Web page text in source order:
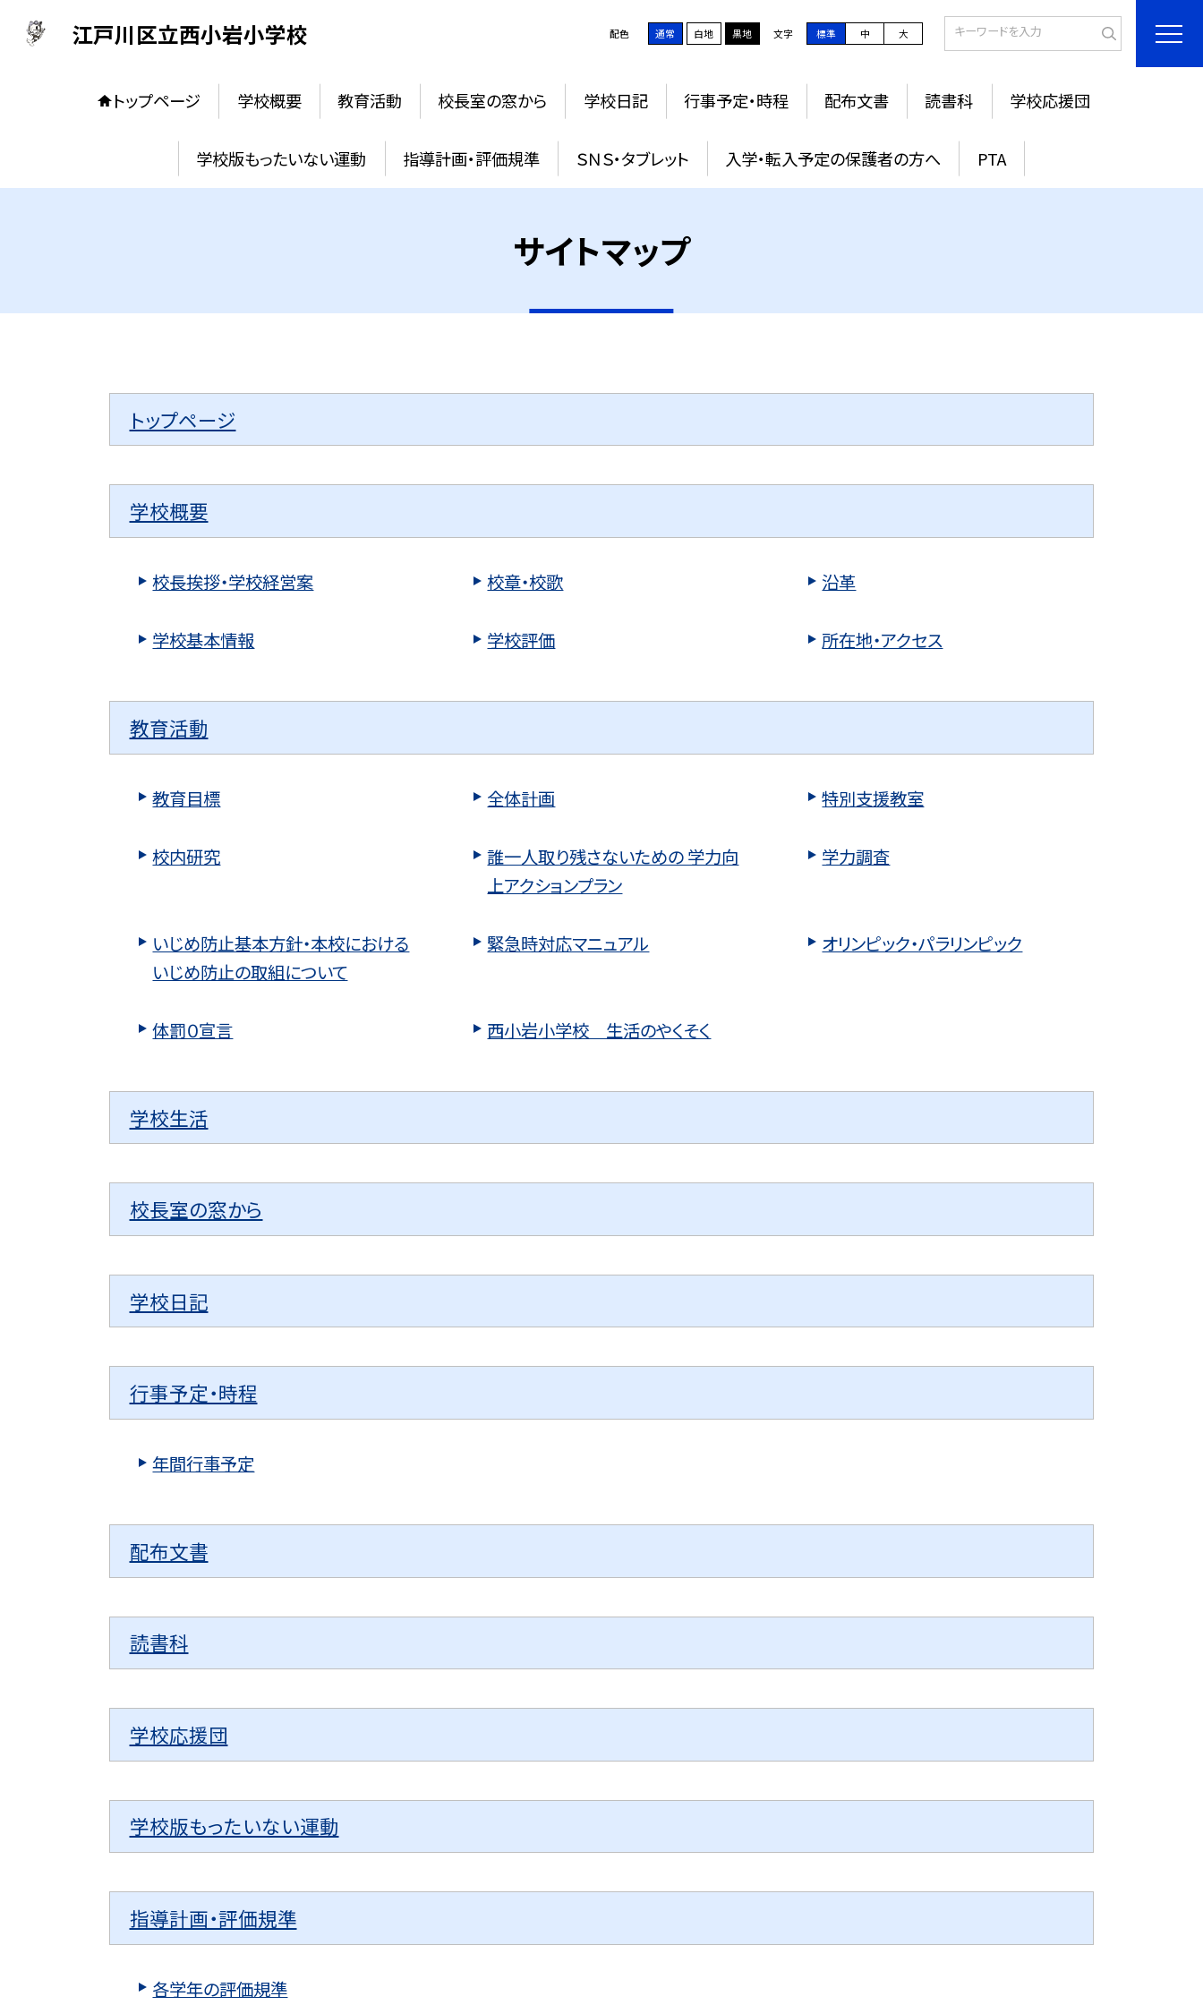
江戸川区立西小岩小学校 配色 通常 白地 黒地 文字 標準 中 大
トップページ 学校概要 教育活動 校長室の窓から 学校日記 行事予定・時程 配布文書 読書科 学校応援団
学校版もったいない運動 指導計画・評価規準 ＳＮＳ・タブレット 入学・転入予定の保護者の方へ PTA
サイトマップ
トップページ
学校概要
校長挨拶・学校経営案 校章・校歌 沿革
学校基本情報 学校評価 所在地・アクセス
教育活動
教育目標 全体計画 特別支援教室
校内研究
誰一人取り残さないための 学力向
上アクションプラン
学力調査
いじめ防止基本方針・本校における
いじめ防止の取組について
緊急時対応マニュアル オリンピック・パラリンピック
体罰０宣言 西小岩小学校 生活のやくそく
学校生活
校長室の窓から
学校日記
行事予定・時程
年間行事予定
配布文書
読書科
学校応援団
学校版もったいない運動
指導計画・評価規準
各学年の評価規準